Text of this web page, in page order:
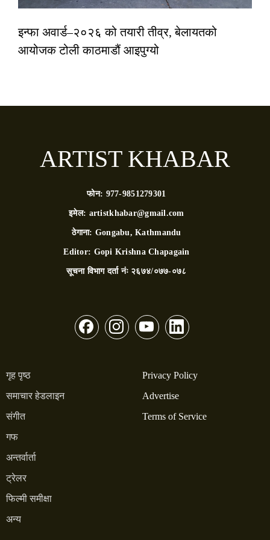
इन्फा अवार्ड–२०२६ को तयारी तीव्र, बेलायतको
आयोजक टोली काठमाडौं आइपुग्यो
ARTIST KHABAR
फोन: 977-9851279301
इमेल: artistkhabar@gmail.com
ठेगाना: Gongabu, Kathmandu
Editor: Gopi Krishna Chapagain
सूचना विभाग दर्ता नंः २६७४/०७७-०७८
गृह पृष्ठ
समाचार हेडलाइन
संगीत
गफ
अन्तर्वार्ता
ट्रेलर
फिल्मी समीक्षा
अन्य
Privacy Policy
Advertise
Terms of Service